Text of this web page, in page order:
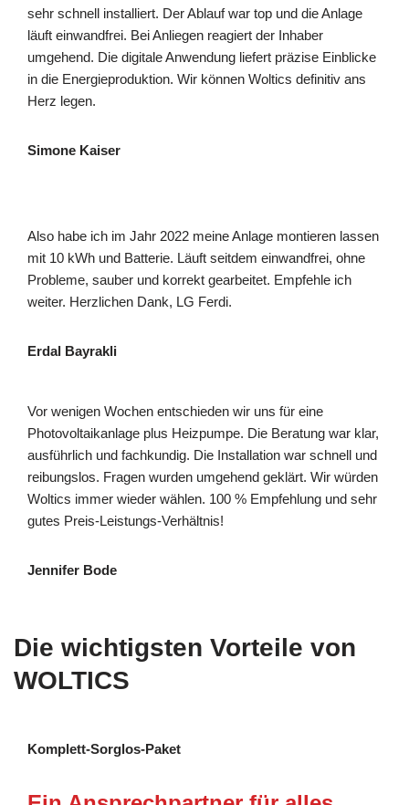
sehr schnell installiert. Der Ablauf war top und die Anlage
läuft einwandfrei. Bei Anliegen reagiert der Inhaber
umgehend. Die digitale Anwendung liefert präzise Einblicke
in die Energieproduktion. Wir können Woltics definitiv ans
Herz legen.
Simone Kaiser
Also habe ich im Jahr 2022 meine Anlage montieren lassen
mit 10 kWh und Batterie. Läuft seitdem einwandfrei, ohne
Probleme, sauber und korrekt gearbeitet. Empfehle ich
weiter. Herzlichen Dank, LG Ferdi.
Erdal Bayrakli
Vor wenigen Wochen entschieden wir uns für eine
Photovoltaikanlage plus Heizpumpe. Die Beratung war klar,
ausführlich und fachkundig. Die Installation war schnell und
reibungslos. Fragen wurden umgehend geklärt. Wir würden
Woltics immer wieder wählen. 100 % Empfehlung und sehr
gutes Preis-Leistungs-Verhältnis!
Jennifer Bode
Die wichtigsten Vorteile von
WOLTICS
Komplett-Sorglos-Paket